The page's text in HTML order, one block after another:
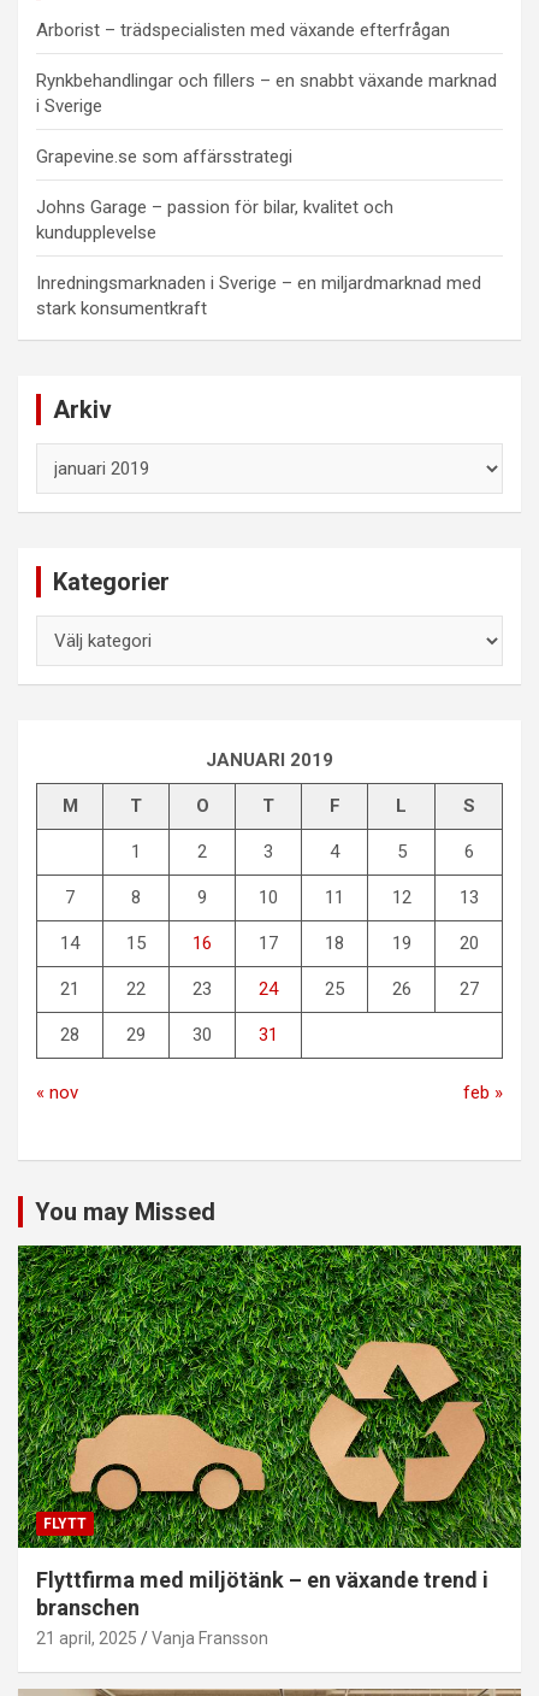
Arborist – trädspecialisten med växande efterfrågan
Rynkbehandlingar och fillers – en snabbt växande marknad
i Sverige
Grapevine.se som affärsstrategi
Johns Garage – passion för bilar, kvalitet och
kundupplevelse
Inredningsmarknaden i Sverige – en miljardmarknad med
stark konsumentkraft
Arkiv
Kategorier
JANUARI 2019
M T O T F L S
1 2 3 4 5 6
7 8 9 10 11 12 13
14 15 16 17 18 19 20
21 22 23 24 25 26 27
28 29 30 31
« nov feb »
You may Missed
FLYTT
Flyttfirma med miljötänk – en växande trend i
branschen
21 april, 2025 Vanja Fransson